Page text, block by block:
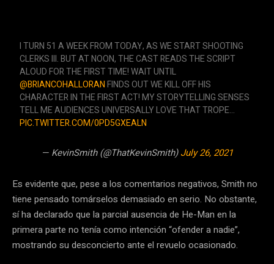
I TURN 51 A WEEK FROM TODAY, AS WE START SHOOTING
CLERKS III. BUT AT NOON, THE CAST READS THE SCRIPT
ALOUD FOR THE FIRST TIME! WAIT UNTIL
@BRIANCOHALLORANFINDS OUT WE KILL OFF HIS
CHARACTER IN THE FIRST ACT! MY STORYTELLING SENSES
TELL ME AUDIENCES UNIVERSALLY LOVE THAT TROPE…
PIC.TWITTER.COM/0PD5GXEALN
— KevinSmith (@ThatKevinSmith)July 26, 2021
Es evidente que, pese a los comentarios negativos, Smith no
tiene pensado tomárselos demasiado en serio. No obstante,
sí ha declarado que la parcial ausencia de He-Man en la
primera parte no tenía como intención “ofender a nadie”,
mostrando su desconcierto ante el revuelo ocasionado.